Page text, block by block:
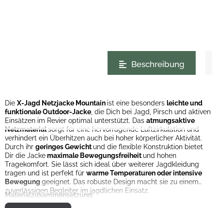
Beschreibung
Die X-Jagd Netzjacke Mountain ist eine besonders leichte und
funktionale Outdoor-Jacke , die Dich bei Jagd, Pirsch und aktiven
Einsätzen im Revier optimal unterstützt. Das atmungsaktive
Netzmaterialsorgt für eine hervorragende Luftzirkulation und
verhindert ein Überhitzen auch bei hoher körperlicher Aktivität.
Durch ihr geringes Gewicht und die flexible Konstruktion bietet
Dir die Jackemaximale Bewegungsfreiheit und hohen
Tragekomfort. Sie lässt sich ideal über weiterer Jagdkleidung
tragen und ist perfekt für warme Temperaturen oder intensive
Bewegung geeignet. Das robuste Design macht sie zu einem
zuverlässigen Begleiter im jagdlichen Einsatz.
Materialzusammensetzung:
100 % Polyester (Mesh/Netzgewebe)